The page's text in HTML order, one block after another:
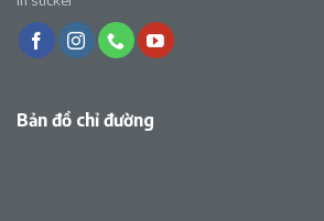
Bản đồ chỉ đường